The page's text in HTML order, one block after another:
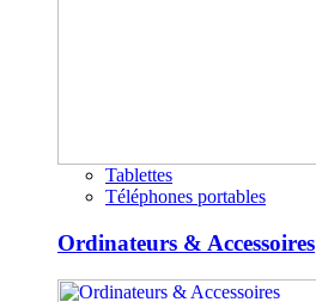
Tablettes
Téléphones portables
Ordinateurs & Accessoires